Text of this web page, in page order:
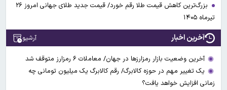
بزرگ‌ترین کاهش قیمت طلا رقم خورد/ قیمت جدید طلای جهانی امروز ۲۶
تیرماه ۱۴۰۵
آخرین اخبار آرشیو
آخرین وضعیت بازار رمزارزها در جهان/ معاملات ۶ رمزارز متوقف شد
یک تغییر مهم در حوزه کالابرگ/ رقم کالابرگ یک میلیون تومانی چه
زمانی افزایش خواهد یافت؟